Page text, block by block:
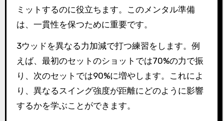
ミットするのに役立ちます。このメンタル準備
は、一貫性を保つために重要です。
3ウッドを異なる力加減で打つ練習をします。例
えば、最初のセットのショットでは70%の力で振
り、次のセットでは90%に増やします。これによ
り、異なるスイング強度が距離にどのように影響
するかを学ぶことができます。